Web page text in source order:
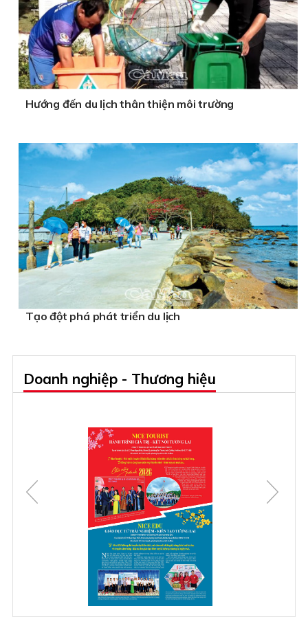
Hướng đến du lịch thân thiện môi trường
Tạo đột phá phát triển du lịch
Doanh nghiệp - Thương hiệu